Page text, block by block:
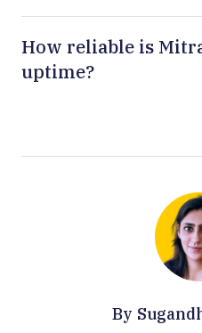
How reliable is
uptime?
By